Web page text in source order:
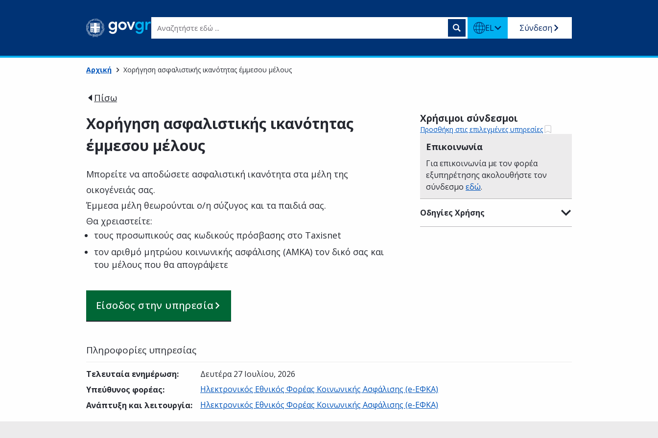
Αναζητήστε εδώ ... EL Σύνδεση
Αρχική Χορήγηση ασφαλιστικής ικανότητας έμμεσου μέλους
Πίσω
Χορήγηση ασφαλιστικής ικανότητας
έμμεσου μέλους
Μπορείτε να αποδώσετε ασφαλιστική ικανότητα στα μέλη της
οικογένειάς σας.
Έμμεσα μέλη θεωρούνται ο/η σύζυγος και τα παιδιά σας.
Θα χρειαστείτε:
τους προσωπικούς σας κωδικούς πρόσβασης στο Taxisnet
τον αριθμό μητρώου κοινωνικής ασφάλισης (ΑΜΚΑ) τον δικό σας και
του μέλους που θα απογράψετε
Είσοδος στην υπηρεσία
Χρήσιμοι σύνδεσμοι
Προσθήκη στις επιλεγμένες υπηρεσίες
Επικοινωνία
Για επικοινωνία με τον φορέα
εξυπηρέτησης ακολουθήστε τον
σύνδεσμο εδώ.
Οδηγίες Χρήσης
Πληροφορίες υπηρεσίας
Τελευταία ενημέρωση:
Δευτέρα 27 Ιουλίου, 2026
Υπεύθυνος φορέας:
Ηλεκτρονικός Εθνικός Φορέας Κοινωνικής Ασφάλισης (e-ΕΦΚΑ)
Ανάπτυξη και λειτουργία: Ηλεκτρονικός Εθνικός Φορέας Κοινωνικής Ασφάλισης (e-ΕΦΚΑ)